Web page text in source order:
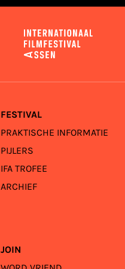
FESTIVAL
PRAKTISCHE INFORMATIE
PIJLERS
IFA TROFEE
ARCHIEF
JOIN